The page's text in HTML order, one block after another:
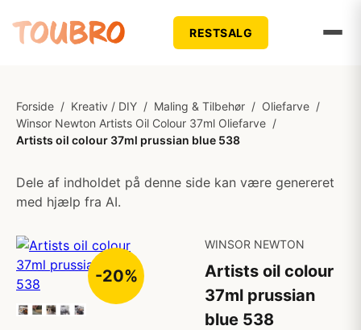
RESTSALG
Forside / Kreativ / DIY / Maling & Tilbehør / Oliefarve /
Winsor Newton Artists Oil Colour 37ml Oliefarve /
Artists oil colour 37ml prussian blue 538
Dele af indholdet på denne side kan være genereret
med hjælp fra AI.
-20%
WINSOR NEWTON
Artists oil colour
37ml prussian
blue 538